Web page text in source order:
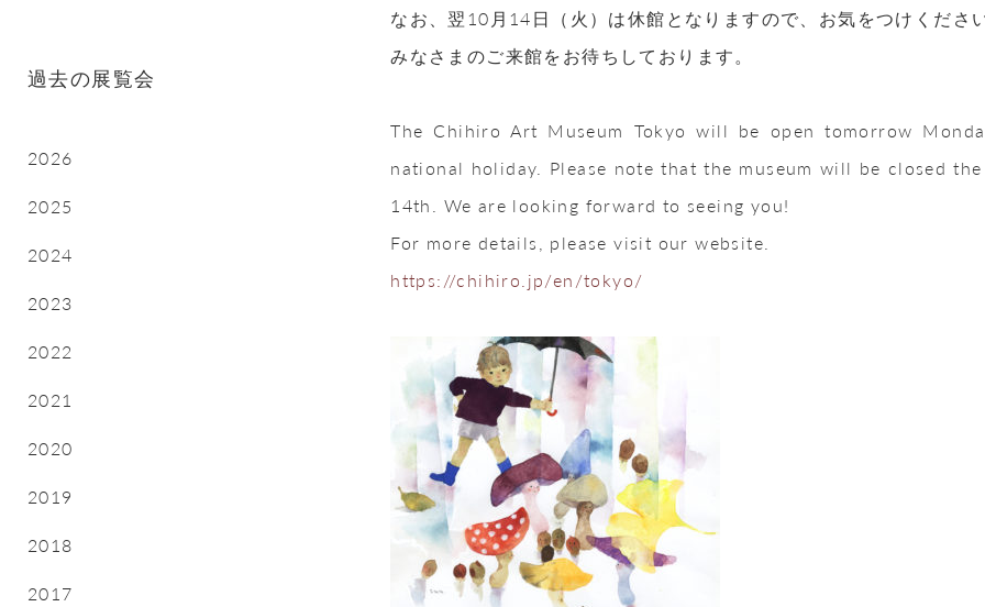
なお、翌10月14日（火）は休館となりますので、お気をつけくださ
みなさまのご来館をお待ちしております。
The Chihiro Art Museum Tokyo will be open tomorrow
national holiday. Please note that the museum will be closed
14th. We are looking forward to seeing you!
For more details, please visit our website.
https://chihiro.jp/en/tokyo/
過去の展覧会
2026
2025
2024
2023
2022
2021
2020
2019
2018
2017